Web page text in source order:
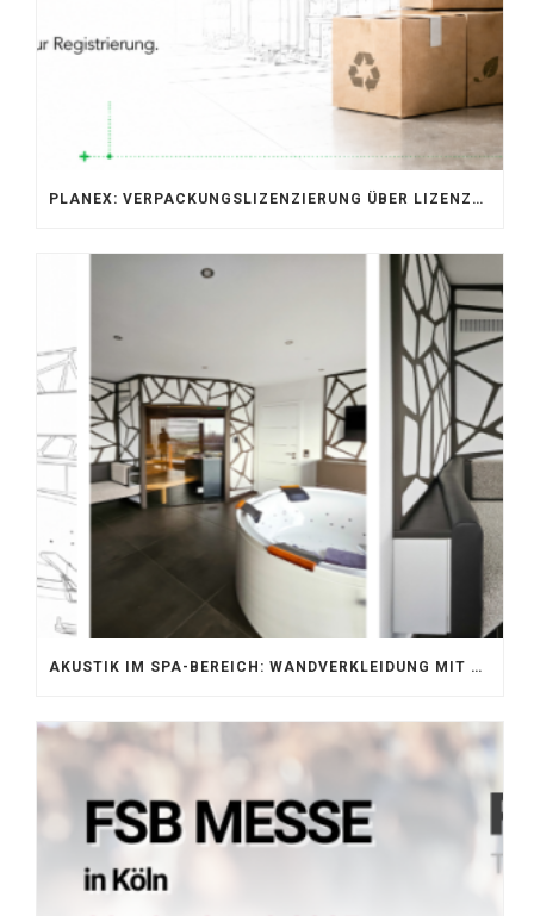
PLANEX: VERPACKUNGSLIZENZIERUNG ÜBER LIZENZERO & LUCID 2026
AKUSTIK IM SPA-BEREICH: WANDVERKLEIDUNG MIT SILENTPROTECT CORE